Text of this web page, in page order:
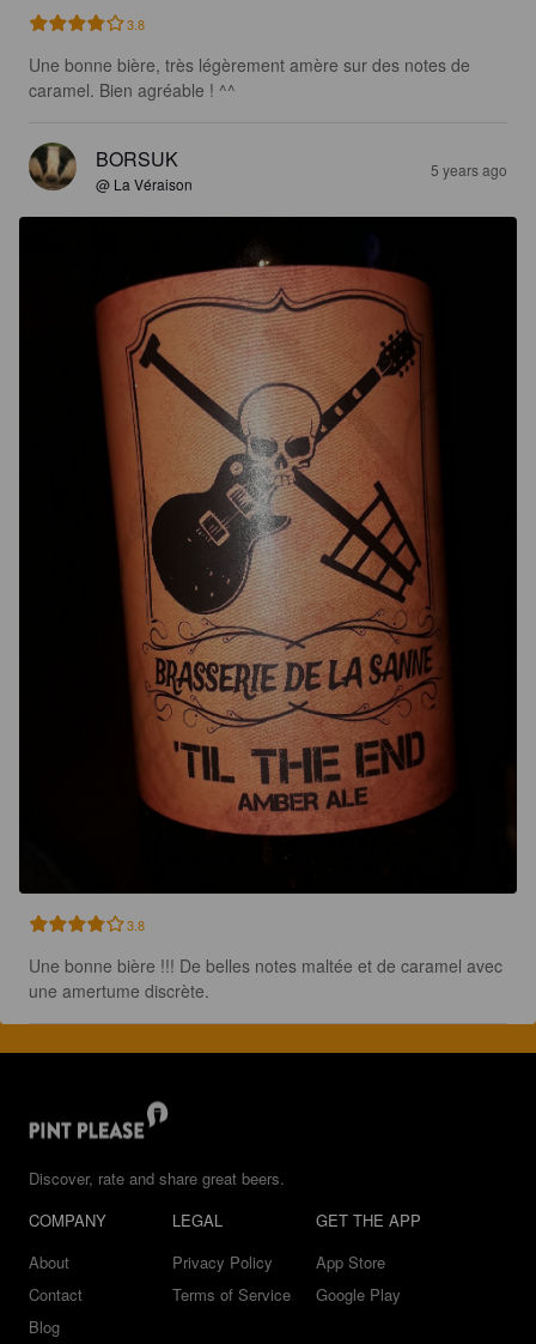
3.8
Une bonne bière, très légèrement amère sur des notes de
caramel. Bien agréable ! ^^
BORSUK
@ La Véraison
5 years ago
3.8
Une bonne bière !!! De belles notes maltée et de caramel avec
une amertume discrète.
Discover, rate and share great beers.
COMPANY
About
Contact
Blog
LEGAL
Privacy Policy
Terms of Service
GET THE APP
App Store
Google Play